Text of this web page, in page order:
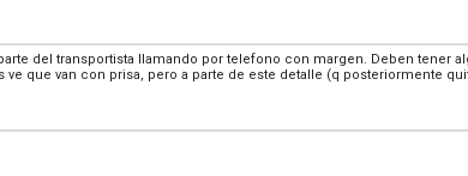
del transportista llamando por telefono con margen. Deben tener
que van con prisa, pero a parte de este detalle (q posteriormente